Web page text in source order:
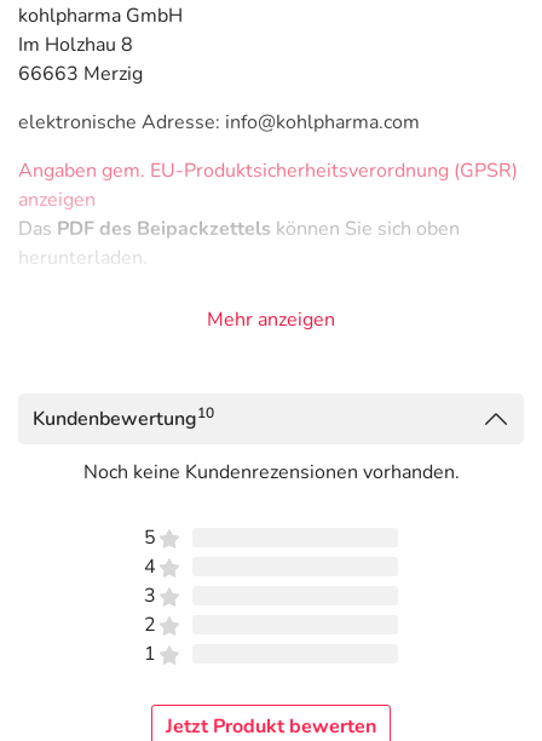
kohlpharma GmbH
Im Holzhau 8
66663 Merzig
elektronische Adresse: info@kohlpharma.com
Angaben gem. EU-Produktsicherheitsverordnung (GPSR)
anzeigen
Das PDF des Beipackzettels können Sie sich oben
herunterladen.
Mehr anzeigen
Kundenbewertung10
Noch keine Kundenrezensionen vorhanden.
5
4
3
2
1
Jetzt Produkt bewerten